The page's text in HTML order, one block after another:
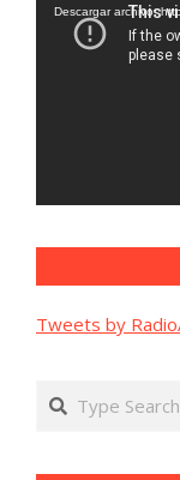
vídeo
Descargar archivo:
Tweets by
Search